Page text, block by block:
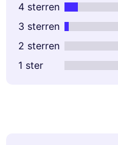
4 sterren
3 sterren
2 sterren
1 ster